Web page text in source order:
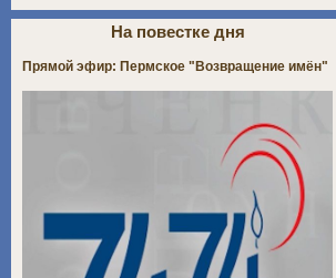
На повестке дня
Прямой эфир: Пермское "Возвращение имён"